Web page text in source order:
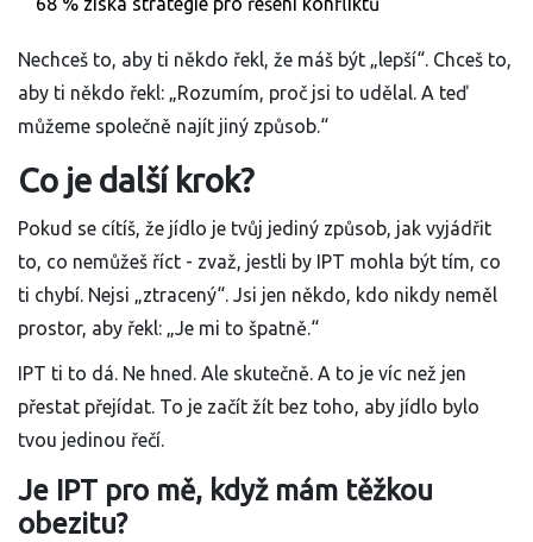
Nechceš to, aby ti někdo řekl, že máš být „lepší“. Chceš to,
aby ti někdo řekl: „Rozumím, proč jsi to udělal. A teď
můžeme společně najít jiný způsob.“
Co je další krok?
Pokud se cítíš, že jídlo je tvůj jediný způsob, jak vyjádřit
to, co nemůžeš říct - zvaž, jestli by IPT mohla být tím, co
ti chybí. Nejsi „ztracený“. Jsi jen někdo, kdo nikdy neměl
prostor, aby řekl: „Je mi to špatně.“
IPT ti to dá. Ne hned. Ale skutečně. A to je víc než jen
přestat přejídat. To je začít žít bez toho, aby jídlo bylo
tvou jedinou řečí.
Je IPT pro mě, když mám těžkou
obezitu?